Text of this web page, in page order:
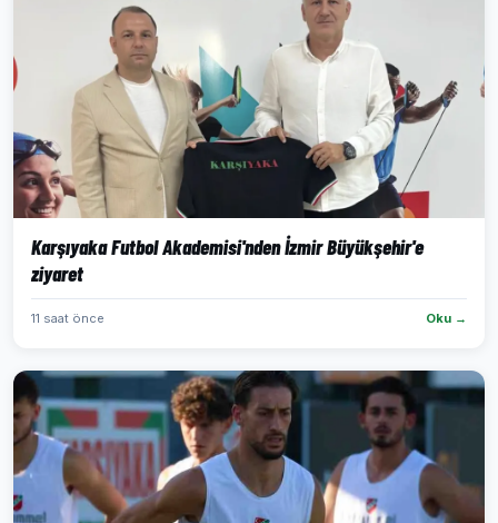
Karşıyaka Futbol Akademisi'nden İzmir Büyükşehir'e
ziyaret
11 saat önce Oku →